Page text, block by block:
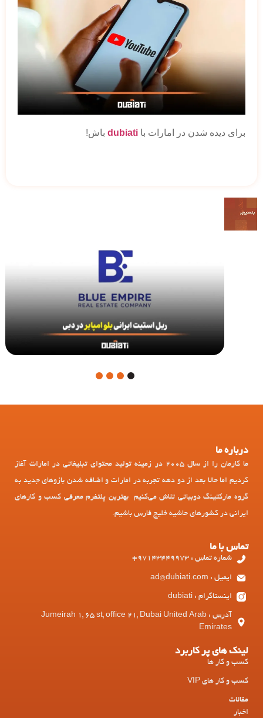
برای دیده شدن در امارات با dubiati باش!
1
درباره ما
ما کارمان را از سال 2005 در زمینه تولید محتوای تبلیغاتی در امارات آغاز
کردیم اما حالا بعد از دو دهه تجربه در امارات و اضافه شدن بازوهای جدید به
گروه مارکتینگ دوبیاتی تلاش می‌کنیم بهترین پلتفرم معرفی کسب و کارهای
ایرانی در کشورهای حاشیه خلیج فارس باشیم.
تماس با ما
شماره تماس : 97143449973+
ایمیل : ad@dubiati.com
اینستاگرام : dubiati
آدرس : Jumeirah 1, 65 st, office 21, Dubai United Arab
Emirates
لینک های پر کاربرد
کسب و کار ها
کسب و کار های VIP
مقالات
اخبار